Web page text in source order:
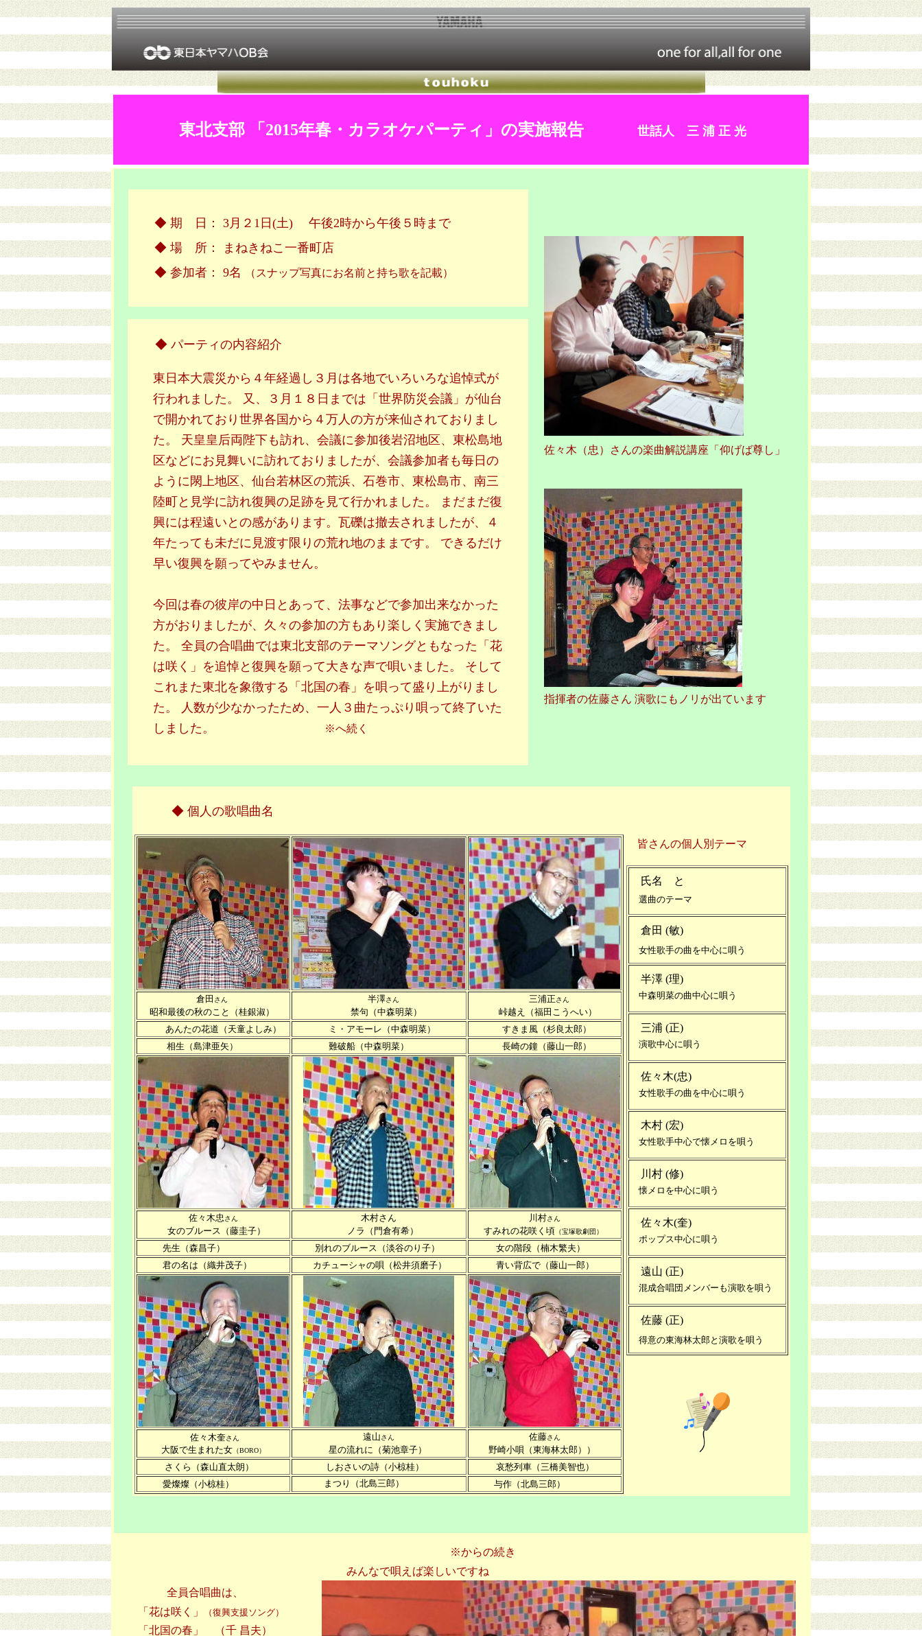
東北支部 「2015年春・カラオケパーティ」の実施報告 世話人 三 浦 正 光
◆ 期 日： 3月２1日(土) 午後2時から午後５時まで
◆ 場 所： まねきねこ一番町店
◆ 参加者： 9名
（スナップ写真にお名前と持ち歌を記載）
◆ パーティの内容紹介
東日本大震災から４年経過し３月は各地でいろいろな追悼式が
行われました。 又、３月１８日までは「世界防災会議」が仙台
で開かれており世界各国から４万人の方が来仙されておりまし
た。 天皇皇后両陛下も訪れ、会議に参加後岩沼地区、東松島地
区などにお見舞いに訪れておりましたが、会議参加者も毎日の
ように閖上地区、仙台若林区の荒浜、石巻市、東松島市、南三
陸町と見学に訪れ復興の足跡を見て行かれました。 まだまだ復
興には程遠いとの感があります。瓦礫は撤去されましたが、４
年たっても未だに見渡す限りの荒れ地のままです。 できるだけ
早い復興を願ってやみません。
今回は春の彼岸の中日とあって、法事などで参加出来なかった
方がおりましたが、久々の参加の方もあり楽しく実施できまし
た。 全員の合唱曲では東北支部のテーマソングともなった「花
は咲く」を追悼と復興を願って大きな声で唄いました。 そして
これまた東北を象徴する「北国の春」を唄って盛り上がりまし
た。 人数が少なかったため、一人３曲たっぷり唄って終了いた
しました。
※へ続く
佐々木（忠）さんの楽曲解説講座「仰げば尊し」
指揮者の佐藤さん 演歌にもノリが出ています
◆ 個人の歌唱曲名
倉田 さん
昭和最後の秋のこと（桂銀淑）
半澤さん
禁句（中森明菜）
三浦正さん
峠越え（福田こうへい）
あんたの花道（天童よしみ）
ミ・アモーレ（中森明菜）
すきま風（杉良太郎）
相生（島津亜矢）
難破船（中森明菜） 長崎の鐘（藤山一郎）
佐々木忠さん
女のブルース（藤圭子）
木村さん
ノラ（門倉有希）
川村さん
すみれの花咲く頃 （宝塚歌劇団）
先生（森昌子） 別れのブルース（淡谷のり子）
女の階段（楠木繁夫）
君の名は（織井茂子）
カチューシャの唄（松井須磨子） 青い背広で（藤山一郎）
佐々木奎さん
大阪で生まれた女（BORO）
遠山さん
星の流れに（菊池章子）
佐藤さん
野崎小唄（東海林太郎））
さくら（森山直太朗）
しおさいの詩（小椋桂）
哀愁列車（三橋美智也）
愛燦燦（小椋桂）
まつり（北島三郎） 与作（北島三郎）
皆さんの個人別テーマ
氏名 と
選曲のテーマ
倉田 (敏)
女性歌手の曲を中心に唄う
半澤 (理)
中森明菜の曲中心に唄う
三浦 (正)
演歌中心に唄う
佐々木(忠)
女性歌手の曲を中心に唄う
木村 (宏)
女性歌手中心で懐メロを唄う
川村 (修)
懐メロを中心に唄う
佐々木(奎)
ポップス中心に唄う
遠山 (正)
混成合唱団メンバーも演歌を唄う
佐藤 (正)
得意の東海林太郎と演歌を唄う
※からの続き
全員合唱曲は、
「花は咲く」
（復興支援ソング）
「北国の春」 （千 昌夫）
みんなで唄えば楽しいですね